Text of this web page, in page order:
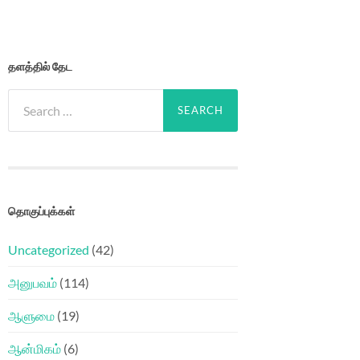
தளத்தில் தேட
for:
தொகுப்புக்கள்
Uncategorized (42)
அனுபவம் (114)
ஆளுமை (19)
ஆன்மிகம் (6)